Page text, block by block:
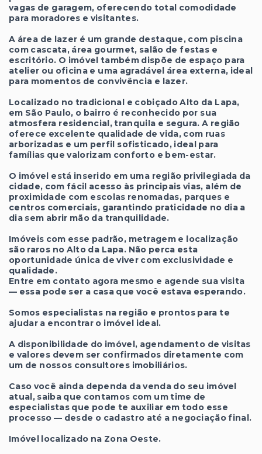
vagas de garagem, oferecendo total comodidade
para moradores e visitantes.
A área de lazer é um grande destaque, com piscina
com cascata, área gourmet, salão de festas e
escritório. O imóvel também dispõe de espaço para
atelier ou oficina e uma agradável área externa, ideal
para momentos de convivência e lazer.
Localizado no tradicional e cobiçado Alto da Lapa,
em São Paulo, o bairro é reconhecido por sua
atmosfera residencial, tranquila e segura. A região
oferece excelente qualidade de vida, com ruas
arborizadas e um perfil sofisticado, ideal para
famílias que valorizam conforto e bem-estar.
O imóvel está inserido em uma região privilegiada da
cidade, com fácil acesso às principais vias, além de
proximidade com escolas renomadas, parques e
centros comerciais, garantindo praticidade no dia a
dia sem abrir mão da tranquilidade.
Imóveis com esse padrão, metragem e localização
são raros no Alto da Lapa. Não perca esta
oportunidade única de viver com exclusividade e
qualidade.
Entre em contato agora mesmo e agende sua visita
— essa pode ser a casa que você estava esperando.
Somos especialistas na região e prontos para te
ajudar a encontrar o imóvel ideal.
A disponibilidade do imóvel, agendamento de visitas
e valores devem ser confirmados diretamente com
um de nossos consultores imobiliários.
Caso você ainda dependa da venda do seu imóvel
atual, saiba que contamos com um time de
especialistas que pode te auxiliar em todo esse
processo — desde o cadastro até a negociação final.
Imóvel localizado na Zona Oeste.